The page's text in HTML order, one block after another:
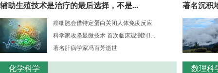
辅助生殖技术是治疗的最后选择，不是...
癌细胞会借特定蛋白关闭人体免疫反应
科学家攻坚显微技术 首次临床观测到1...
著名肝病学家冯百芳逝世
化学科学
著名沉积
数理科